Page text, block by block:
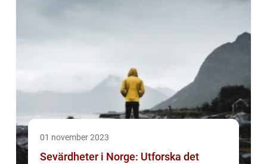
01 november 2023
Sevärdheter i Norge: Utforska det